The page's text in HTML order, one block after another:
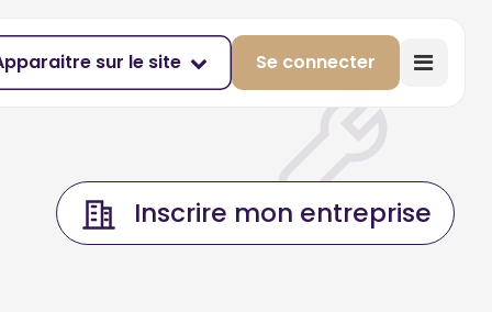
sur le site Se connecter
Inscrire mon entreprise